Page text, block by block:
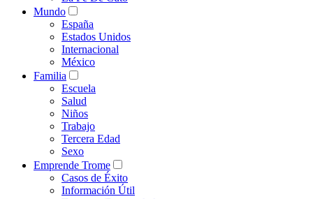
Mundo
España
Estados Unidos
Internacional
México
Familia
Escuela
Salud
Niños
Trabajo
Tercera Edad
Sexo
Emprende Trome
Casos de Éxito
Información Útil